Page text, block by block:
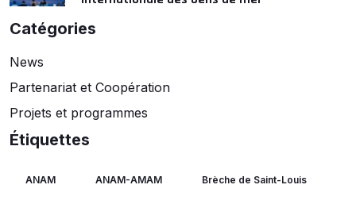
Catégories
News
Partenariat et Coopération
Projets et programmes
Étiquettes
ANAM ANAM-AMAM Brèche de Saint-Louis